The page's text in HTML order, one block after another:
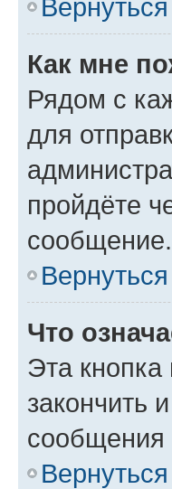
Как мне
Рядом с
для
пройдёте
сообщение.
Что
Эта
закончить
сообщения